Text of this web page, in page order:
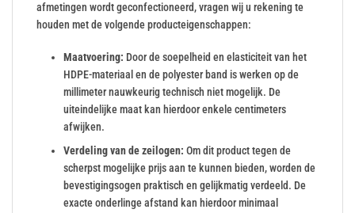
afmetingen wordt geconfectioneerd, vragen wij u rekening te
houden met de volgende producteigenschappen:
Maatvoering: Door de soepelheid en elasticiteit van het
HDPE-materiaal en de polyester band is werken op de
millimeter nauwkeurig technisch niet mogelijk. De
uiteindelijke maat kan hierdoor enkele centimeters
afwijken.
Verdeling van de zeilogen: Om dit product tegen de
scherpst mogelijke prijs aan te kunnen bieden, worden de
bevestigingsogen praktisch en gelijkmatig verdeeld. De
exacte onderlinge afstand kan hierdoor minimaal